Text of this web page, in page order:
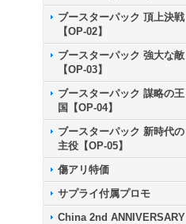
ブースターパック 頂上決戦
【OP-02】
ブースターパック 強大な敵
【OP-03】
ブースターパック 謀略の王
国【OP-04】
ブースターパック 新時代の
主役【OP-05】
傷アリ特価
サプライ付属プロモ
China 2nd ANNIVERSARY